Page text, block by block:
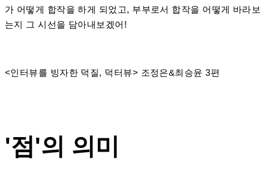
가 어떻게 합작을 하게 되었고, 부부로서 합작을 어떻게 바라보
는지 그 시선을 담아내보겠어!
<인터뷰를 빙자한 덕질, 덕터뷰> 조정은&최승윤 3편
'점'의 의미